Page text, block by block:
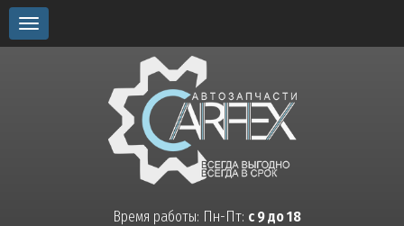
Toggle
navigation
Время работы: Пн-Пт: с 9 до 18